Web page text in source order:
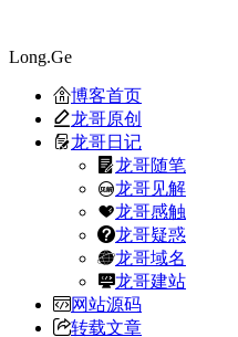
Long.Ge
博客首页
龙哥原创
龙哥日记
龙哥随笔
龙哥见解
龙哥感触
龙哥疑惑
龙哥域名
龙哥建站
网站源码
转载文章